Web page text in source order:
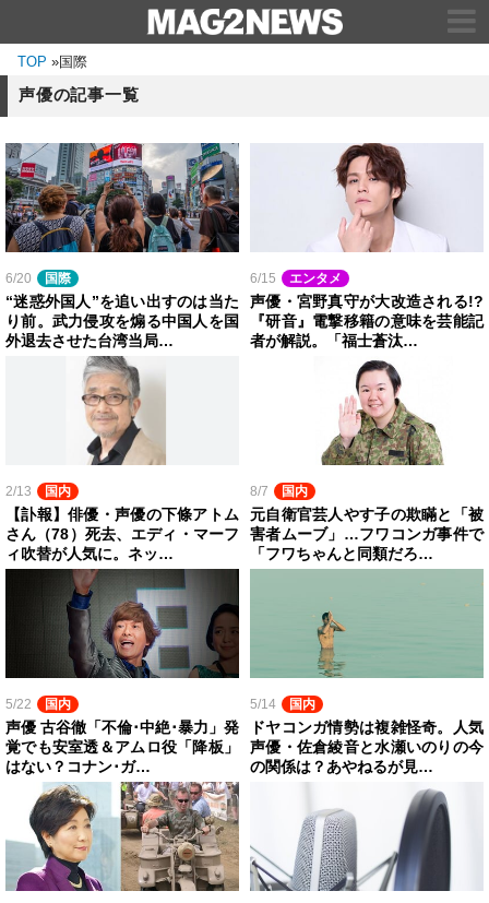
TOP »国際
声優の記事一覧
6/20 国際
“迷惑外国人”を追い出すのは当た
り前。武力侵攻を煽る中国人を国
外退去させた台湾当局…
6/15 エンタメ
声優・宮野真守が大改造される!?
『研音』電撃移籍の意味を芸能記
者が解説。「福士蒼汰…
2/13 国内
【訃報】俳優・声優の下條アトム
さん（78）死去、エディ・マーフ
ィ吹替が人気に。ネッ…
8/7 国内
元自衛官芸人やす子の欺瞞と「被
害者ムーブ」…フワコンガ事件で
「フワちゃんと同類だろ…
5/22 国内
声優 古谷徹「不倫･中絶･暴力」発
覚でも安室透＆アムロ役「降板」
はない？コナン･ガ…
5/14 国内
ドヤコンガ情勢は複雑怪奇。人気
声優・佐倉綾音と水瀬いのりの今
の関係は？あやねるが見…